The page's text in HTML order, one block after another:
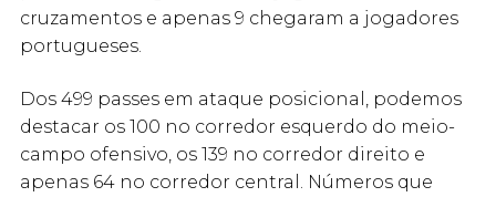
cruzamentos e apenas 9 chegaram a jogadores
portugueses.
Dos 499 passes em ataque posicional, podemos
destacar os 100 no corredor esquerdo do meio-
campo ofensivo, os 139 no corredor direito e
apenas 64 no corredor central. Números que